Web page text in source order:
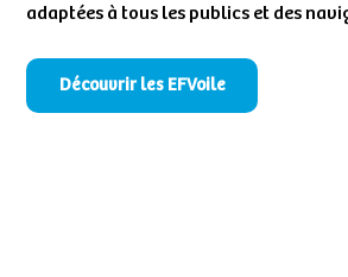
adaptées à tous les publics et des
Découvrir les EFVoile